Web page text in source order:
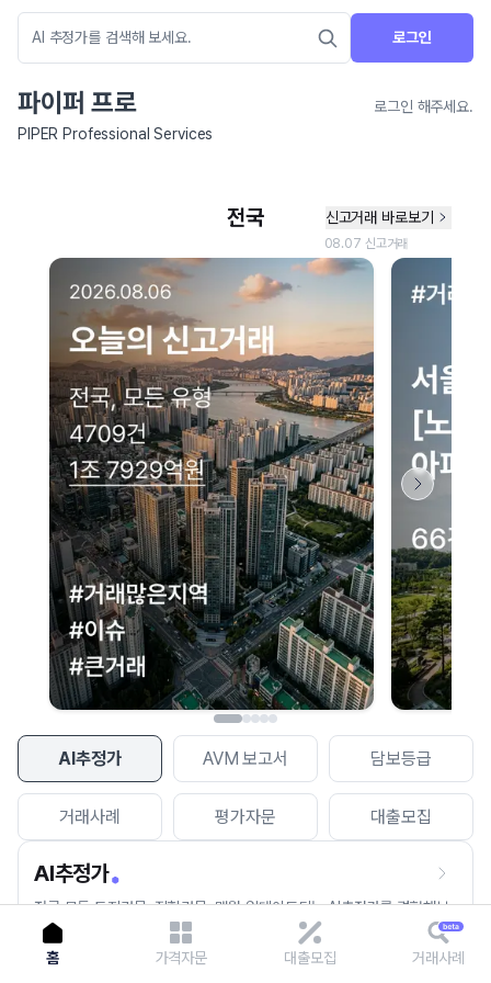
로그인
파이퍼 프로
로그인 해주세요.
PIPER Professional Services
AI추정가 AVM 보고서 담보등급
거래사례 평가자문 대출모집
AI추정가
전국 모든 토지건물, 집합건물, 매월 업데이트되는 AI추정가를 경험해보
세요.
네이버 지도 연결 안내
현재 네이버 지도 연결이 원활하지 않아 지도를 불러올 수 없습니다.
이용에 불편을 드려 죄송합니다.
다시 시도
홈 가격자문 대출모집 거래사례